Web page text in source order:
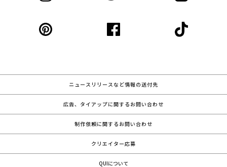
ニュースリリースなど情報の送付先
広告、タイアップに関するお問い合わせ
制作依頼に関するお問い合わせ
クリエイター応募
QUIについて